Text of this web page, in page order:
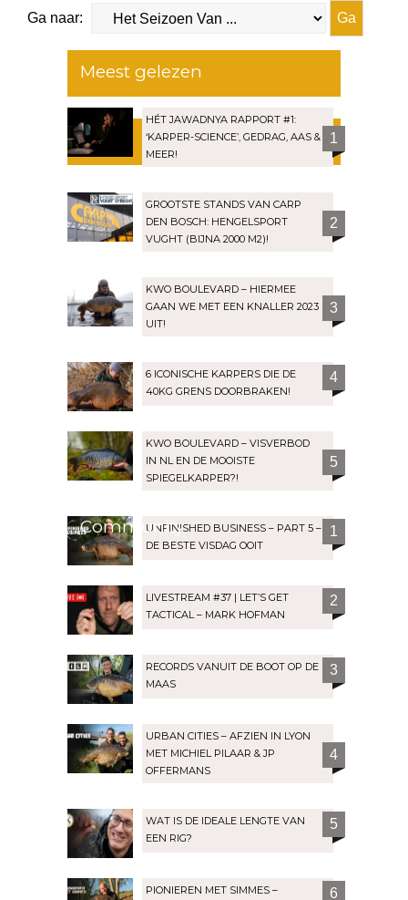
Ga naar:
Meest gelezen
HÉT JAWADNYA RAPPORT #1:
‘KARPER-SCIENCE’, GEDRAG, AAS &
MEER!
1
GROOTSTE STANDS VAN CARP
DEN BOSCH: HENGELSPORT
VUGHT (BIJNA 2000 M2)!
2
KWO BOULEVARD – HIERMEE
GAAN WE MET EEN KNALLER 2023
UIT!
3
6 ICONISCHE KARPERS DIE DE
40KG GRENS DOORBRAKEN!
4
KWO BOULEVARD – VISVERBOD
IN NL EN DE MOOISTE
SPIEGELKARPER?!
5
CommunityUNFINISHED BUSINESS – PART 5 –
DE BESTE VISDAG OOIT
1
LIVESTREAM #37 | LET’S GET
TACTICAL – MARK HOFMAN
2
RECORDS VANUIT DE BOOT OP DE
MAAS
3
URBAN CITIES – AFZIEN IN LYON
MET MICHIEL PILAAR & JP
OFFERMANS
4
WAT IS DE IDEALE LENGTE VAN
EEN RIG?
5
PIONIEREN MET SIMMES – 6